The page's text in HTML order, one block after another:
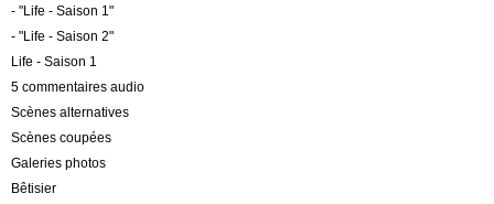
- "Life - Saison 1"
- "Life - Saison 2"
Life - Saison 1
5 commentaires audio
Scènes alternatives
Scènes coupées
Galeries photos
Bêtisier